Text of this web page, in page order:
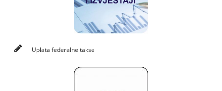
Uplata federalne takse